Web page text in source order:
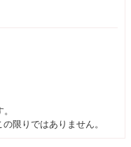
限りではありません。